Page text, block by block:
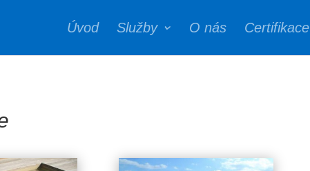
Úvod Služby O nás Certifikace